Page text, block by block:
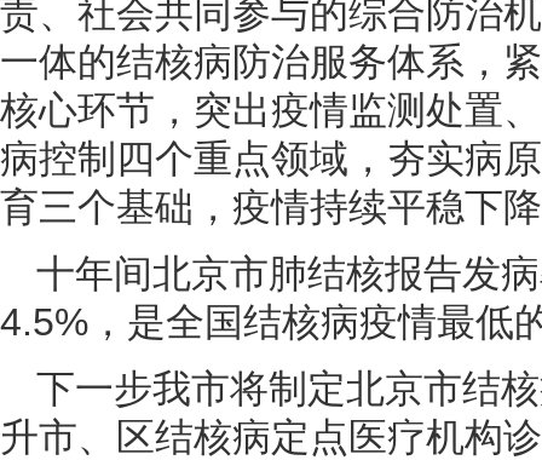
责、社会共同参与的综合防治
一体的结核病防治服务体系，
核心环节，突出疫情监测处置
病控制四个重点领域，夯实病
育三个基础，疫情持续平稳下
十年间北京市肺结核报告发
4.5%，是全国结核病疫情最低
下一步我市将制定北京市结
升市、区结核病定点医疗机构